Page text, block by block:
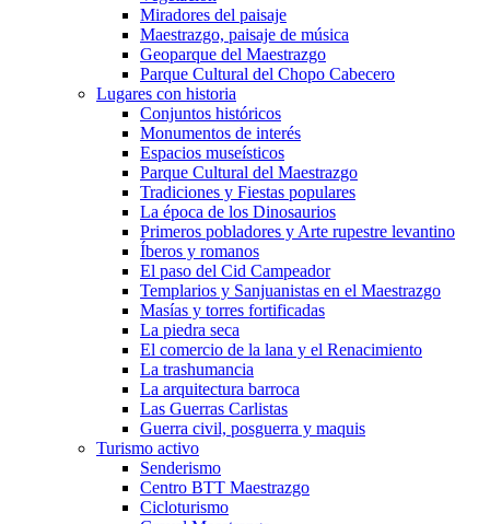
Miradores del paisaje
Maestrazgo, paisaje de música
Geoparque del Maestrazgo
Parque Cultural del Chopo Cabecero
Lugares con historia
Conjuntos históricos
Monumentos de interés
Espacios museísticos
Parque Cultural del Maestrazgo
Tradiciones y Fiestas populares
La época de los Dinosaurios
Primeros pobladores y Arte rupestre levantino
Íberos y romanos
El paso del Cid Campeador
Templarios y Sanjuanistas en el Maestrazgo
Masías y torres fortificadas
La piedra seca
El comercio de la lana y el Renacimiento
La trashumancia
La arquitectura barroca
Las Guerras Carlistas
Guerra civil, posguerra y maquis
Turismo activo
Senderismo
Centro BTT Maestrazgo
Cicloturismo